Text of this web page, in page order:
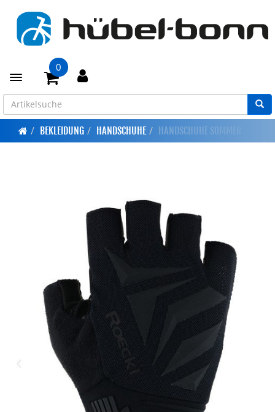
Toggle navigation
0
BEKLEIDUNG HANDSCHUHE HANDSCHUHE SOMMER